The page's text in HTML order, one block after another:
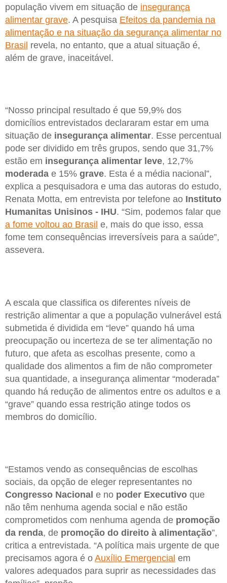
população vivem em situação de insegurança
alimentar grave. A pesquisa Efeitos da pandemia na
alimentação e na situação da segurança alimentar no
Brasil revela, no entanto, que a atual situação é,
além de grave, inaceitável.
“Nosso principal resultado é que 59,9% dos
domicílios entrevistados declararam estar em uma
situação de insegurança alimentar. Esse percentual
pode ser dividido em três grupos, sendo que 31,7%
estão em insegurança alimentar leve, 12,7%
moderada e 15% grave. Esta é a média nacional”,
explica a pesquisadora e uma das autoras do estudo,
Renata Motta, em entrevista por telefone ao Instituto
Humanitas Unisinos - IHU. “Sim, podemos falar que
a fome voltou ao Brasil e, mais do que isso, essa
fome tem consequências irreversíveis para a saúde”,
assevera.
A escala que classifica os diferentes níveis de
restrição alimentar a que a população vulnerável está
submetida é dividida em “leve” quando há uma
preocupação ou incerteza de se ter alimentação no
futuro, que afeta as escolhas presente, como a
qualidade dos alimentos a fim de não comprometer
sua quantidade, a insegurança alimentar “moderada”
quando há redução de alimentos entre os adultos e a
“grave” quando essa restrição atinge todos os
membros do domicílio.
“Estamos vendo as consequências de escolhas
sociais, da opção de eleger representantes no
Congresso Nacional e no poder Executivo que
não têm nenhuma agenda social e não estão
comprometidos com nenhuma agenda de promoção
da renda, de promoção do direito à alimentação”,
critica a entrevistada. “A política mais urgente de que
precisamos agora é o Auxílio Emergencial em
valores adequados para suprir as necessidades das